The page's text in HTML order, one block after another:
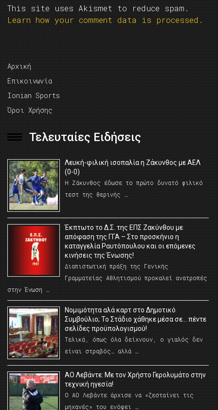
This site uses Akismet to reduce spam.
Learn how your comment data is processed.
Αρχική
Επικοινωνία
Ionian Sports
Όροι Χρήσης
Τελευταίες Ειδήσεις
Λευκή-φιλική ισοπαλία η Ζάκυνθος με ΑΕΛ
(0-0)
Η Ζάκυνθος έδωσε το πρώτο δυνατό φιλικό
τεστ της θερινής …
Έκπτωτο το Δ.Σ. της ΕΠΣ Ζακύνθου με
απόφαση της ΓΓΑ – Στο προσκήνιο η
καταγγελία Ραυτόπουλου και οι επόμενες
κινήσεις της Ένωσης!
Διαπιστωτική πράξη της Γενικής
Γραμματείας Αθλητισμού προκαλεί ανατροπές
στην Ένωση …
Νομιμότητα αλά καρτ στο Δημοτικό
Συμβούλιο; Το Στάδιο χάθηκε μέσα σε… πέντε
σελίδες προϋπολογισμού!
Τελικά, όπως όλα δείχνουν, ο γιαλός δεν
είναι στραβός… αλλά …
ΑΟ Λεβάντε: Με τον Χρήστο Γερολυμάτο στην
τεχνική ηγεσία!
Ο ΑΟ Λεβάντε άρχισε να «ζεσταίνει τις
μηχανές» του ενόψει …